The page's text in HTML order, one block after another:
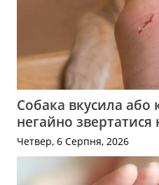
Собака вкусила або
негайно
Четвер, 6 Серпня, 2026